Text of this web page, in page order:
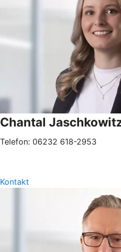
Chantal
Telefon: 06232 618-2953
Kontakt